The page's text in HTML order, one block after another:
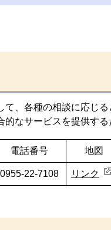
、各種の相談に応じ
なサービスを提供する
電話番号 地図
0955-22-7108 リンク